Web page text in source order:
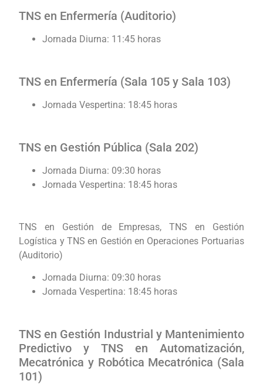
TNS en Enfermería (Auditorio)
Jornada Diurna: 11:45 horas
TNS en Enfermería (Sala 105 y Sala 103)
Jornada Vespertina: 18:45 horas
TNS en Gestión Pública (Sala 202)
Jornada Diurna: 09:30 horas
Jornada Vespertina: 18:45 horas
TNS en Gestión de Empresas, TNS en Gestión
Logística y TNS en Gestión en Operaciones Portuarias
(Auditorio)
Jornada Diurna: 09:30 horas
Jornada Vespertina: 18:45 horas
TNS en Gestión Industrial y Mantenimiento
Predictivo y TNS en Automatización,
Mecatrónica y Robótica Mecatrónica (Sala
101)